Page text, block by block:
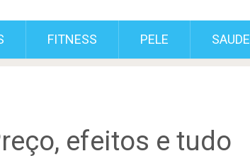
FITNESS PELE SAUDE
efeitos e tudo